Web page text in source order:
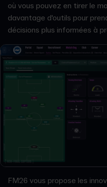
où vous pouvez en tirer le
davantage d'outils pour
décisions plus informées à
FM26 vous propose les